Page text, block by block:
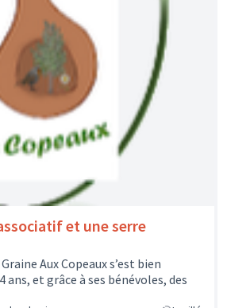
et une serre
Aux Copeaux s’est bien
ans, et grâce à ses bénévoles, des